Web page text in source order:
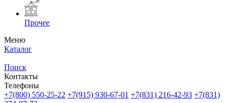
Прочее
Меню
Каталог
Поиск
Контакты
Телефоны
+7(800) 550-25-22 +7(915) 930-67-01 +7(831) 216-42-93 +7(831)